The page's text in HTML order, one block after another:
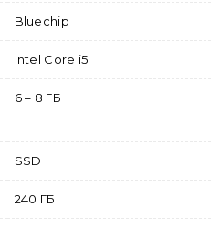
Bluechip
Intel Core i5
6 – 8 ГБ
SSD
240 ГБ